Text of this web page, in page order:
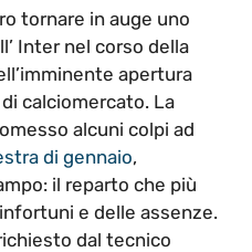
tornare in auge uno
Inter nel corso della
apertura
calciomercato. La
alcuni colpi ad
di gennaio,
il reparto che più
e delle assenze.
dal tecnico